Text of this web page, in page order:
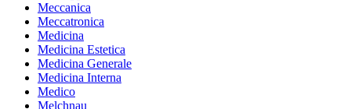
Meccanica
Meccatronica
Medicina
Medicina Estetica
Medicina Generale
Medicina Interna
Medico
Melchnau